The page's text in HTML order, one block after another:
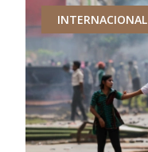
INTERNACIONAL